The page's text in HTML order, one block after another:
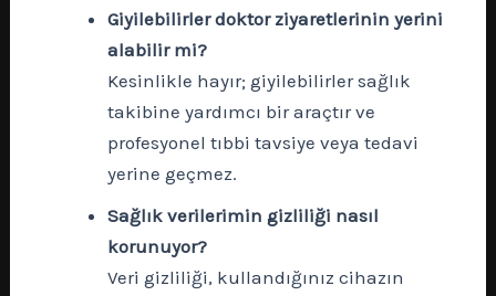
Giyilebilirler doktor ziyaretlerinin yerini
alabilir mi?
Kesinlikle hayır; giyilebilirler sağlık
takibine yardımcı bir araçtır ve
profesyonel tıbbi tavsiye veya tedavi
yerine geçmez.
Sağlık verilerimin gizliliği nasıl
korunuyor?
Veri gizliliği, kullandığınız cihazın